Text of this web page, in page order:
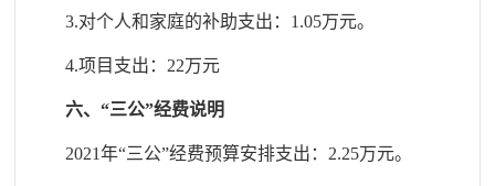
3.对个人和家庭的补助支出：1.05万元。
4.项目支出：22万元
六、“三公”经费说明
2021年“三公”经费预算安排支出：2.25万元。